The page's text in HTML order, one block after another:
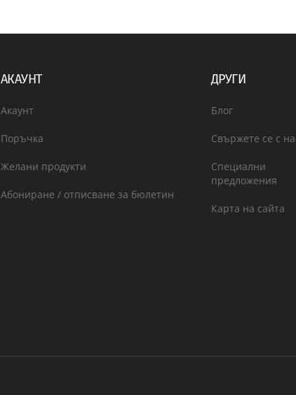
АКАУНТ
Акаунт
Поръчка
Желани продукти
Абониране / отписване за бюлетин
ДРУГИ
Блог
Свържете се с
Специални
предложения
Карта на сайта